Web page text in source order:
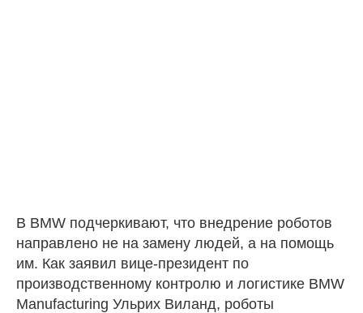
В BMW подчеркивают, что внедрение роботов
направлено не на замену людей, а на помощь
им. Как заявил вице-президент по
производственному контролю и логистике BMW
Manufacturing Ульрих Виланд, роботы